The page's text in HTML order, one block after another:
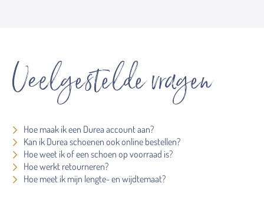
Veelgestelde vragen
Hoe maak ik een Durea account aan?
Kan ik Durea schoenen ook online bestellen?
Hoe weet ik of een schoen op voorraad is?
Hoe werkt retourneren?
Hoe meet ik mijn lengte- en wijdtemaat?